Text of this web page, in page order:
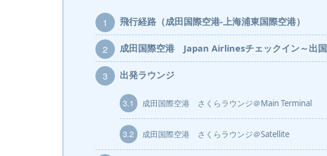
1 飛行経路（成田国際空港-上海浦東国際空港）
2 成田国際空港 Japan Airlinesチェックイン～出国
3 出発ラウンジ
3.1 成田国際空港 さくらラウンジ＠Main Terminal
3.2 成田国際空港 さくらラウンジ＠Satellite